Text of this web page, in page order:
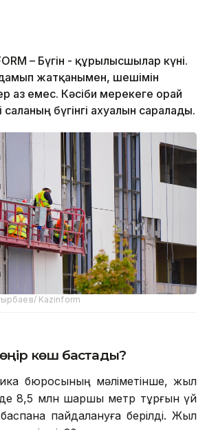
– Бүгін - құрылысшылар күні.
жатқанымен, шешімін
аз емес. Кәсіби мерекеге орай
саланың бүгінгі ахуалын саралады.
Kazinform
өңір көш бастады?
бюросының мәліметінше, жыл
8,5 млн шаршы метр тұрғын үй
пайдалануға берілді. Жыл